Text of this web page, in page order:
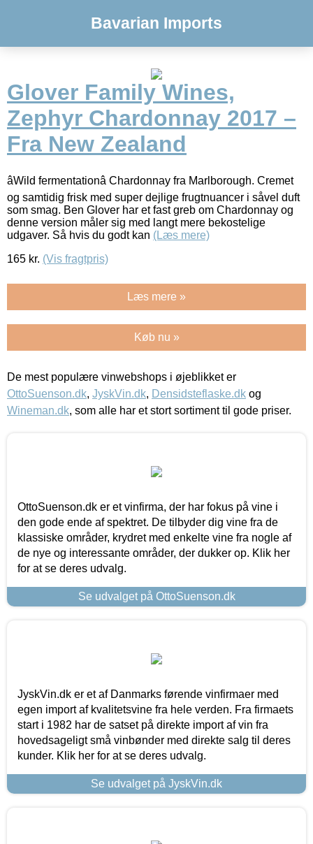
Bavarian Imports
Glover Family Wines,
Zephyr Chardonnay 2017 –
Fra New Zealand
âWild fermentationâ Chardonnay fra Marlborough. Cremet
og samtidig frisk med super dejlige frugtnuancer i såvel duft
som smag. Ben Glover har et fast greb om Chardonnay og
denne version måler sig med langt mere bekostelige
udgaver. Så hvis du godt kan (Læs mere)
165 kr. (Vis fragtpris)
Læs mere »
Køb nu »
De mest populære vinwebshops i øjeblikket er
OttoSuenson.dk, JyskVin.dk, Densidsteflaske.dk og
Wineman.dk, som alle har et stort sortiment til gode priser.
OttoSuenson.dk er et vinfirma, der har fokus på vine i
den gode ende af spektret. De tilbyder dig vine fra de
klassiske områder, krydret med enkelte vine fra nogle af
de nye og interessante områder, der dukker op. Klik her
for at se deres udvalg.
Se udvalget på OttoSuenson.dk
JyskVin.dk er et af Danmarks førende vinfirmaer med
egen import af kvalitetsvine fra hele verden. Fra firmaets
start i 1982 har de satset på direkte import af vin fra
hovedsageligt små vinbønder med direkte salg til deres
kunder. Klik her for at se deres udvalg.
Se udvalget på JyskVin.dk